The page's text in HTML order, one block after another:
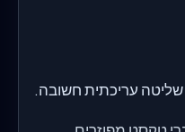
עריכתית חשובה.